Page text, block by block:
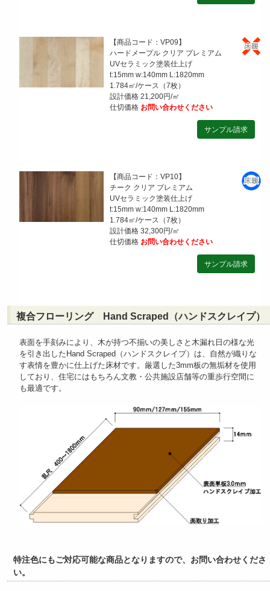
【商品コード：VP09】
ハードメープル クリア プレミアム
UVセラミック塗装仕上げ
t:15mm w:140mm L:1820mm
1.784㎡/ケース（7枚）
設計価格 21,200円/㎡
仕切価格 お問い合わせください
【商品コード：VP10】
チーク クリア プレミアム
UVセラミック塗装仕上げ
t:15mm w:140mm L:1820mm
1.784㎡/ケース（7枚）
設計価格 32,300円/㎡
仕切価格 お問い合わせください
複合フローリング Hand Scraped（ハンドスクレイプ）
表面を手刻みにより、木が持つ不揃いの美しさと木漏れ日の様な光
を引き出したHand Scraped（ハンドスクレイプ）は、自然が織りな
す表情を豊かに仕上げた床材です。厳選した3mm板の無垢材を使用
しており、住宅にはもちろん文教・公共施設店舗等の重歩行空間に
も最適です。
特注色にもご対応可能な商品となりますので、お問い合わせくださ
い。